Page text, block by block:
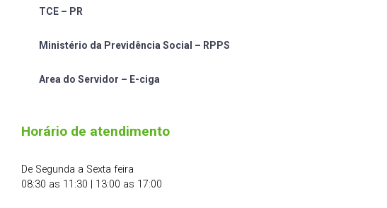
TCE – PR
Ministério da Previdência Social – RPPS
Area do Servidor – E-ciga
Horário de atendimento
De Segunda a Sexta feira
08:30 as 11:30 | 13:00 as 17:00